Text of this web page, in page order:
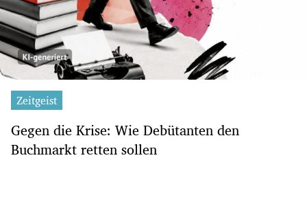
Zeitgeist
Gegen die Krise: Wie Debütanten den
Buchmarkt retten sollen